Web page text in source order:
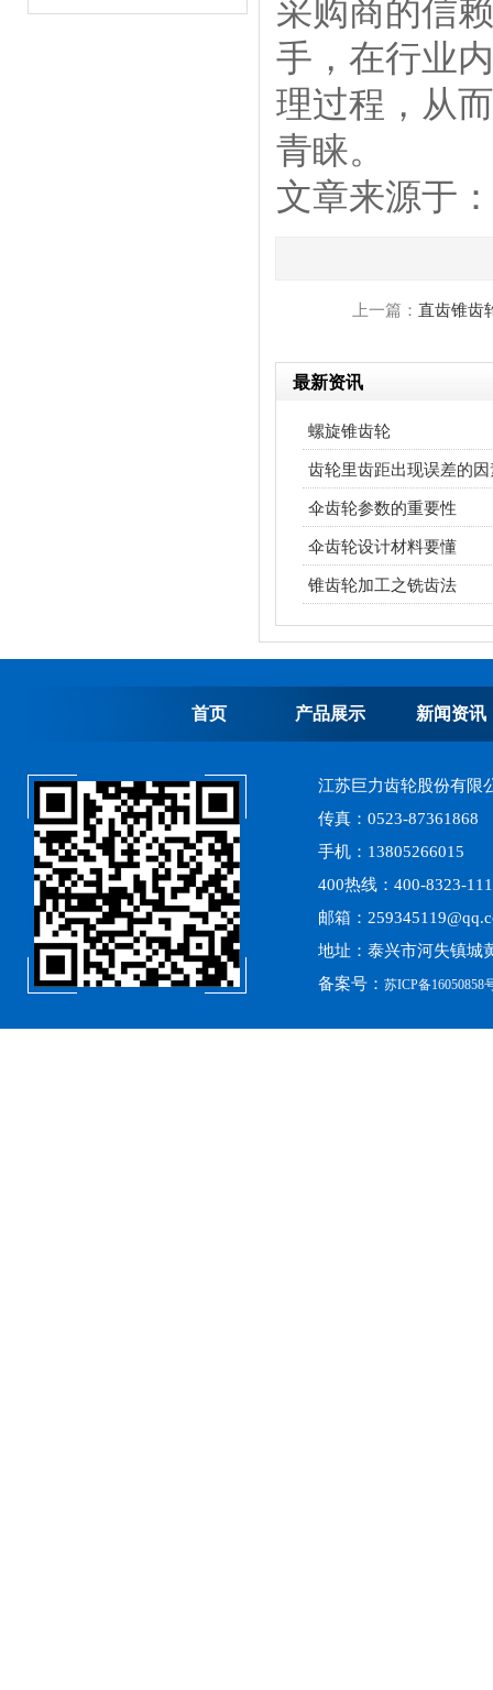
采购商的信
手，在行业
理过程，从
青睐。
文章来源于
上一篇： 直齿锥齿
最新资讯
螺旋锥齿轮
齿轮里齿距出现误差的因
伞齿轮参数的重要性
伞齿轮设计材料要懂
锥齿轮加工之铣齿法
首页 产品展示 新闻资讯
江苏巨力齿轮股份有限
传真：0523-87361868
手机：13805266015
400热线：400-8323-111
邮箱：
地址：泰兴市河失镇城
备案号： 苏ICP备16050858